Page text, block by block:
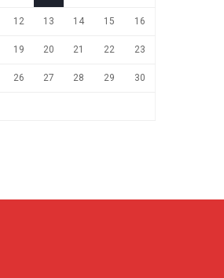
12 13 14 15 16
19 20 21 22 23
26 27 28 29 30